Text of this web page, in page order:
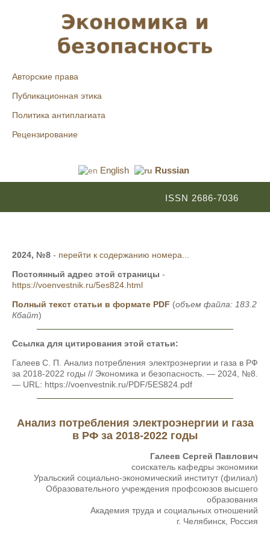
Авторские права
Публикационная этика
Политика антиплагиата
Рецензирование
English Russian
ISSN 2686-7036
2024, №8 - перейти к содержанию номера...
Постоянный адрес этой страницы -
https://voenvestnik.ru/5es824.html
Полный текст статьи в формате PDF (объем файла: 183.2
Кбайт)
Ссылка для цитирования этой статьи:
Галеев С. П. Анализ потребления электроэнергии и газа в РФ
за 2018-2022 годы // Экономика и безопасность. — 2024, №8.
— URL: https://voenvestnik.ru/PDF/5ES824.pdf
Анализ потребления электроэнергии и газа
в РФ за 2018-2022 годы
Галеев Сергей Павлович
соискатель кафедры экономики
Уральский социально-экономический институт (филиал)
Образовательного учреждения профсоюзов высшего
образования
Академия труда и социальных отношений
г. Челябинск, Россия